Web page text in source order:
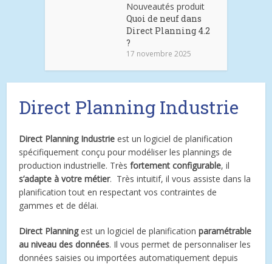
Nouveautés produit
Quoi de neuf dans
Direct Planning 4.2
?
17 novembre 2025
Direct Planning Industrie
Direct Planning Industrie est un logiciel de planification
spécifiquement conçu pour modéliser les plannings de
production industrielle. Trèsfortement configurable, il
s’adapte à votre métier. Très intuitif, il vous assiste dans la
planification tout en respectant vos contraintes de
gammes et de délai.
Direct Planningest un logiciel de planificationparamétrable
au niveau des données. Il vous permet de personnaliser les
données saisies ou importées automatiquement depuis